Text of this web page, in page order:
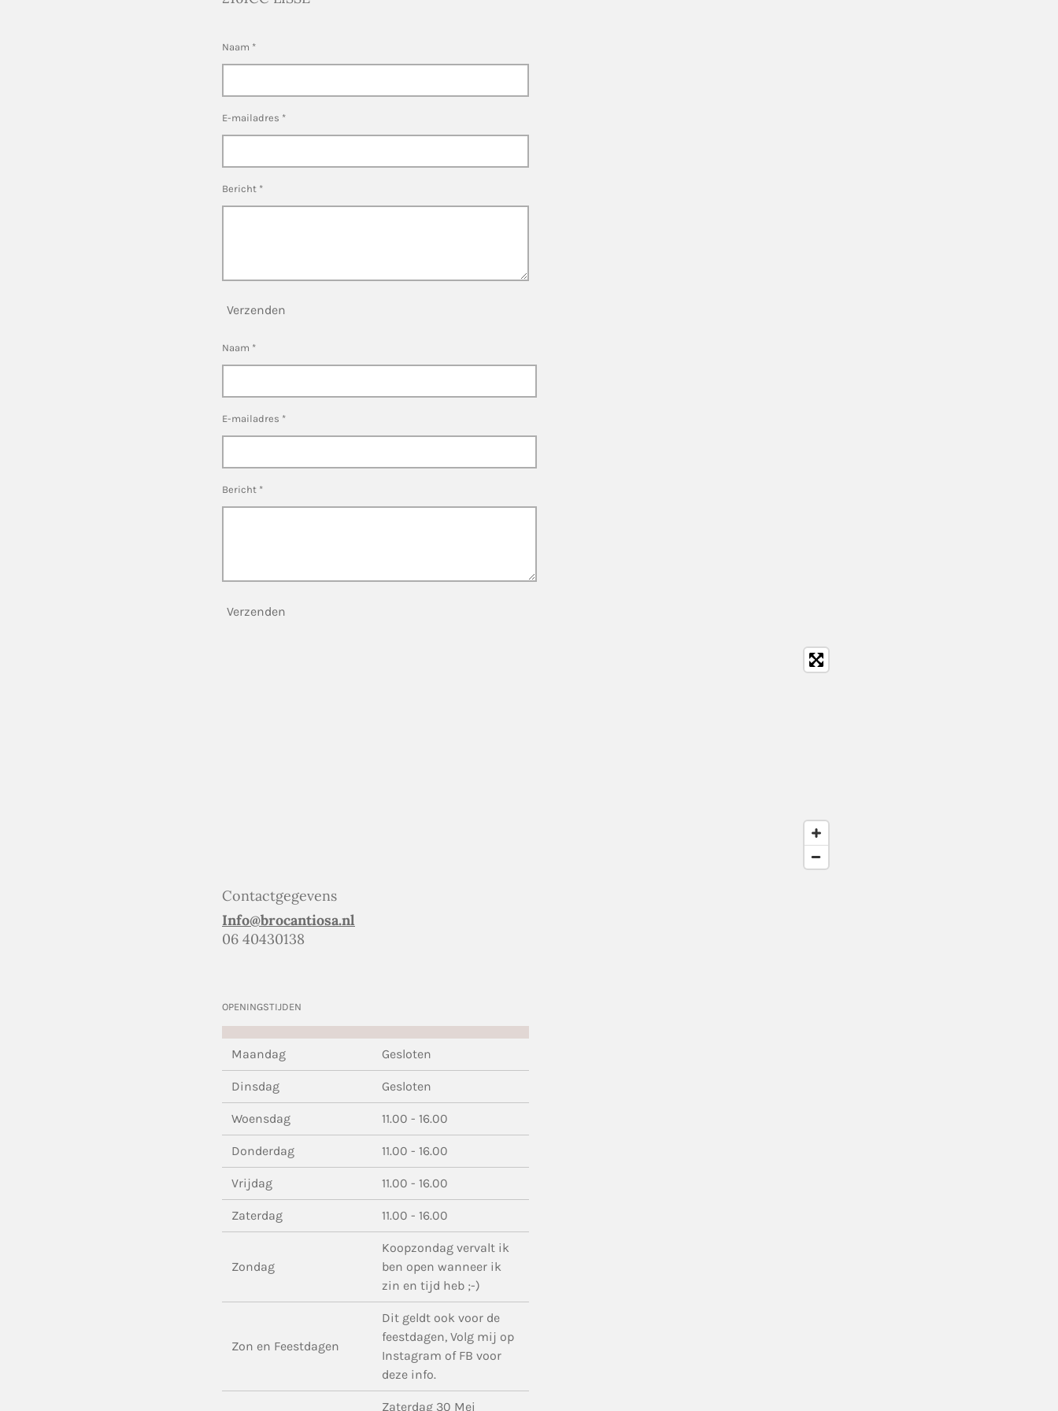
Naam *
E-mailadres *
Bericht *
Verzenden
Naam *
E-mailadres *
Bericht *
Verzenden
Contactgegevens
Info@brocantiosa.nl
06 40430138
OPENINGSTIJDEN
Maandag Gesloten
Dinsdag Gesloten
Woensdag 11.00 - 16.00
Donderdag 11.00 - 16.00
Vrijdag 11.00 - 16.00
Zaterdag 11.00 - 16.00
Zondag
Koopzondag vervalt ik
ben open wanneer ik
zin en tijd heb ;-)
Zon en Feestdagen
Dit geldt ook voor de
feestdagen, Volg mij op
Instagram of FB voor
deze info.
Zaterdag 30 Mei